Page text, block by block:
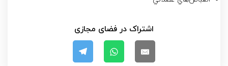
اشتراک در فضای مجازی